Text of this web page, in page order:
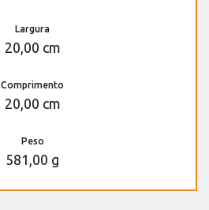
Largura
20,00 cm
Comprimento
20,00 cm
Peso
581,00 g